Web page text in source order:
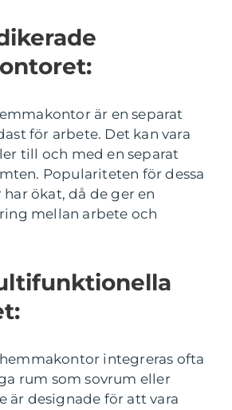
är en separat
för arbete. Det kan vara
till och med en separat
Populariteten för dessa
ökat, då de ger en
mellan arbete och
hemmakontor integreras ofta
rum som sovrum eller
är designade för att vara